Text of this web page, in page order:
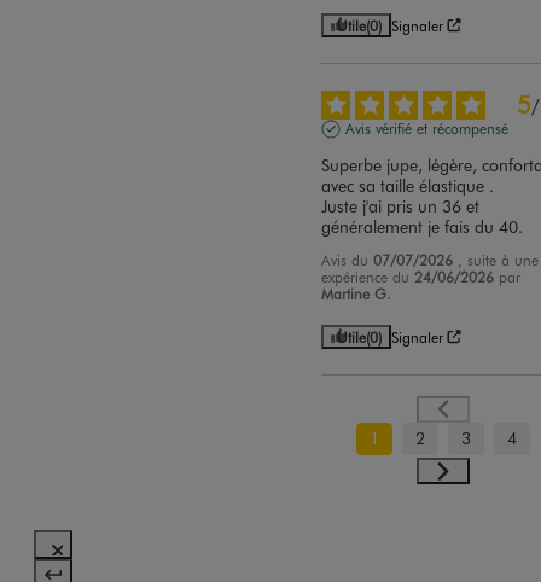
Utile(0) Signaler
5/
Avis vérifié et récompensé
Superbe jupe, légère,
avec sa taille élastique .
Juste j'ai pris un 36 et
généralement je fais du 40.
Avis du07/07/2026
, suite à une
expérience du 24/06/2026 par
Martine G.
Utile(0) Signaler
1 2 3 4